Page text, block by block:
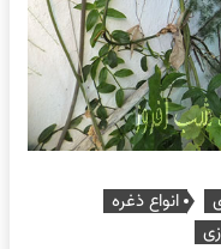
انواع ذغره